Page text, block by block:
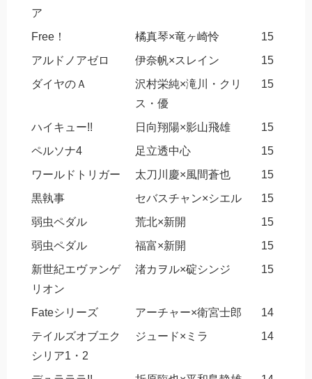
ア
Free！ 橘真琴×竜ヶ崎怜
15
アルドノアゼロ
伊奈帆×スレイン
15
ダイヤのＡ
沢村栄純×滝川・クリ
ス・優
15
ハイキュー!! 日向翔陽×影山飛雄
15
ペルソナ4
足立透中心
15
ワールドトリガー
太刀川慶×風間蒼也
15
黒執事
セバスチャン×シエル
15
弱虫ペダル
荒北×新開
15
弱虫ペダル
福富×新開
15
新世紀エヴァンゲ
リオン
渚カヲル×碇シンジ 15
Fateシリーズ アーチャー×衛宮士郎
14
テイルズオブエク
シリア1・2
ジュード×ミラ 14